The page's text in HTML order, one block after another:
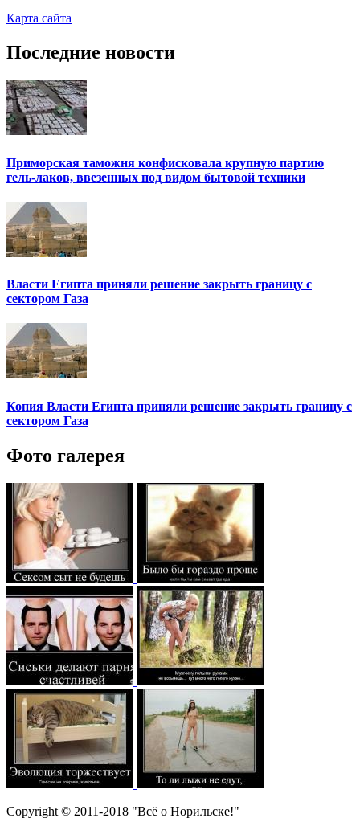
Карта сайта
Последние новости
Приморская таможня конфисковала крупную партию
гель-лаков, ввезенных под видом бытовой техники
Власти Египта приняли решение закрыть границу с
сектором Газа
Копия Власти Египта приняли решение закрыть границу с
сектором Газа
Фото галерея
Copyright © 2011-2018 "Всё о Норильске!"